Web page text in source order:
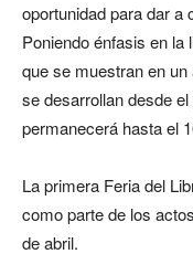
oportunidad para dar a
Poniendo énfasis en la
que se muestran en
se desarrollan desde
permanecerá hasta el
La primera Feria del
como parte de los
de abril.